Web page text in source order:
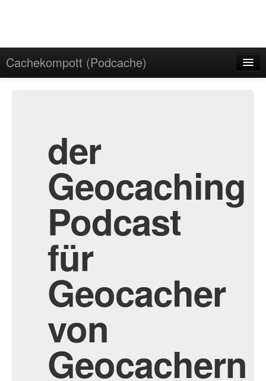
Cachekompott (Podcache)
der
Geocaching
Podcast
für
Geocacher
von
Geocachern